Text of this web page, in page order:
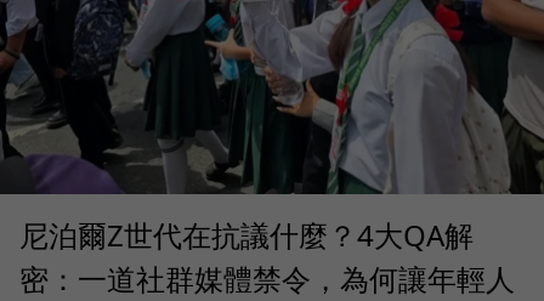
尼泊爾Z世代在抗議什麼？4大QA解
密：一道社群媒體禁令，為何讓年輕人